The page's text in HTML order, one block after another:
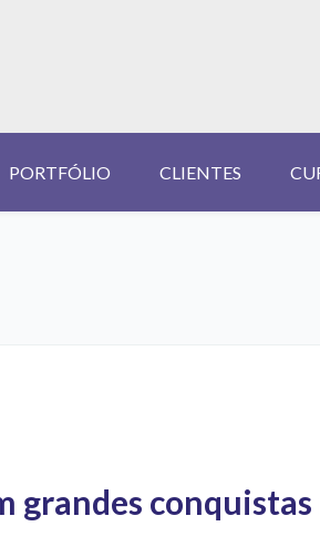
PORTFÓLIO CLIENTES
grandes